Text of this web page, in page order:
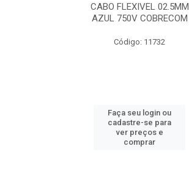
CABO FLEXIVEL 02.5MM
AZUL 750V COBRECOM
Código: 11732
Faça seu login ou
cadastre-se para
ver preços e
comprar